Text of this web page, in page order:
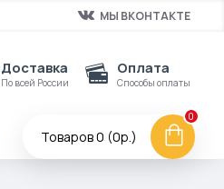
МЫ ВКОНТАКТЕ
Доставка
По всей России
Оплата
Способы оплаты
Товаров 0 (0р.)
0